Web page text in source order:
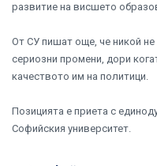
развитие на висшето
От СУ пишат още, че никой не
сериозни промени, дори
качеството им на политици.
Позицията е приета с
Софийския университет.